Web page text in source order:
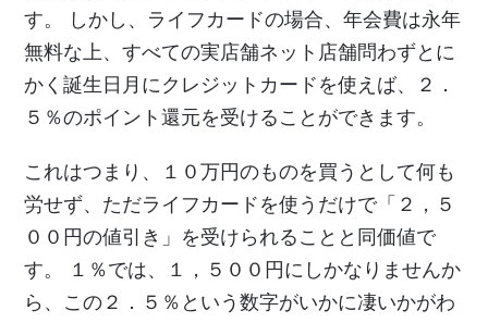
す。 しかし、ライフカードの場合、年会費は永年
無料な上、すべての実店舗ネット店舗問わずとに
かく誕生日月にクレジットカードを使えば、２．
５％のポイント還元を受けることができます。
これはつまり、１０万円のものを買うとして何も
労せず、ただライフカードを使うだけで「２，５
００円の値引き」を受けられることと同価値で
す。 １％では、１，５００円にしかなりませんか
ら、この２．５％という数字がいかに凄いかがわ